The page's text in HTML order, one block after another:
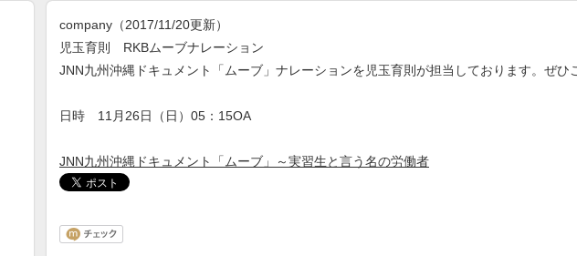
company （2017/11/20更新）
児玉育則 RKBムーブナレーション
JNN九州沖縄ドキュメント「ムーブ」ナレーションを児玉育則が担当しております。ぜひ
日時 11月26日（日）05：15OA
JNN九州沖縄ドキュメント「ムーブ」～実習生と言う名の労働者